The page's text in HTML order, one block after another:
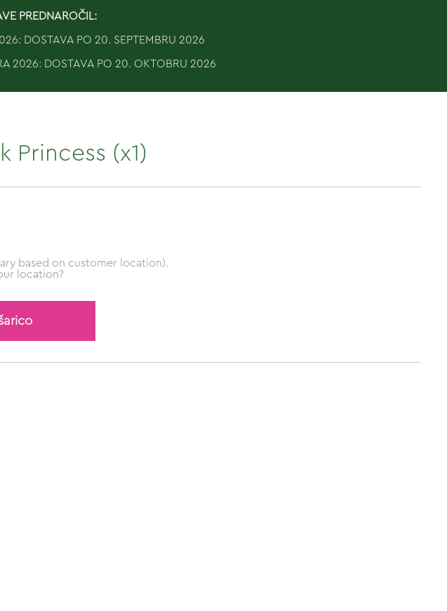
PREDNAROČIL:
DOSTAVA PO 20. SEPTEMBRU 2026
2026: DOSTAVA PO 20. OKTOBRU 2026
Princess (x1)
based on customer location).
location?